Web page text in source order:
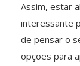
Assim, estar
interessante
de pensar o
opções para